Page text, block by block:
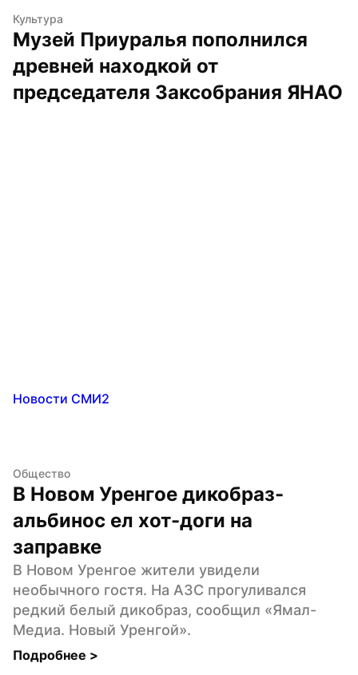
Культура
Музей Приуралья пополнился
древней находкой от
председателя Заксобрания ЯНАО
Новости СМИ2
Общество
В Новом Уренгое дикобраз-
альбинос ел хот-доги на
заправке
В Новом Уренгое жители увидели
необычного гостя. На АЗС прогуливался
редкий белый дикобраз, сообщил «Ямал-
Медиа. Новый Уренгой».
Подробнее >